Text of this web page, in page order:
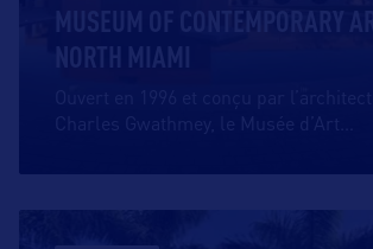
MUSEUM OF CONTEMPORARY ART